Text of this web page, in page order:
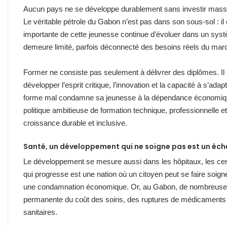
Aucun pays ne se développe durablement sans investir
Le véritable pétrole du Gabon n’est pas dans son sous-sol :
importante de cette jeunesse continue d’évoluer dans un
demeure limité, parfois déconnecté des besoins réels du
Former ne consiste pas seulement à délivrer des diplômes.
développer l’esprit critique, l’innovation et la capacité à
forme mal condamne sa jeunesse à la dépendance
politique ambitieuse de formation technique, professionnelle
croissance durable et inclusive.
Santé, un développement qui ne soigne pas est un
Le développement se mesure aussi dans les hôpitaux, les
qui progresse est une nation où un citoyen peut se faire
une condamnation économique. Or, au Gabon, de
permanente du coût des soins, des ruptures de
sanitaires.